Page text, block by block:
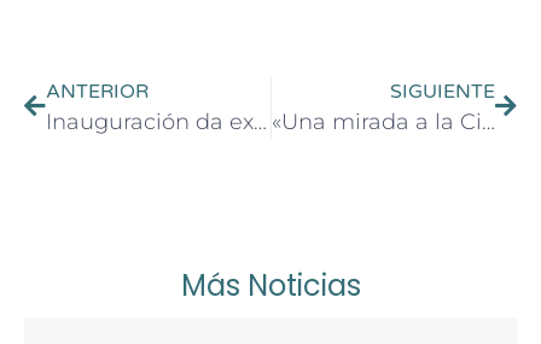
ANTERIOR
Inauguración da exposición Carrexadoras, de Viki Rivadulla
SIGUIENTE
«Una mirada a la Ciencia, a la Medicina y a la Espiritualidad», por Javier Peteiro
Más Noticias